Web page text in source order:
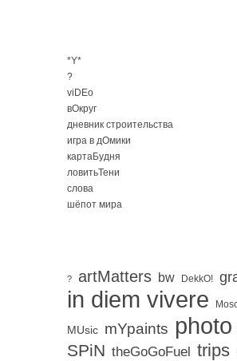
*Y*
?
viDEo
вОкруг
дневник строительства
игра в дОмики
картаБудня
ловитьТени
слова
шёпот мира
? artMatters bw DekkO!
in diem vivere
MUsic mYpaints photo
SPiN theGoGoFuel trips